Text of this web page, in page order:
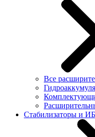
Все
Стабилизаторы и